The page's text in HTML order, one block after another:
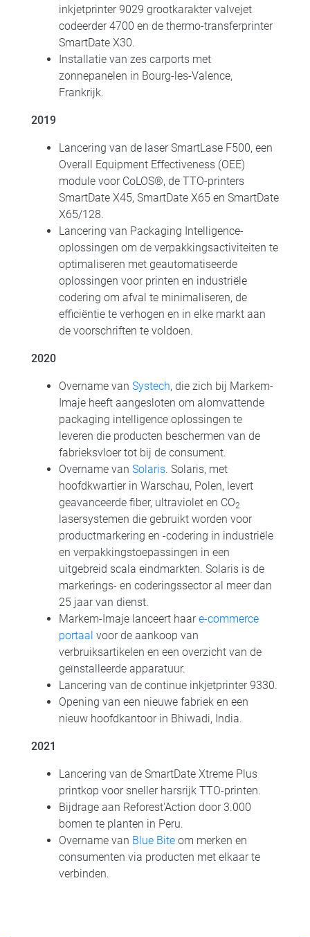
inkjetprinter 9029 grootkarakter valvejet
codeerder 4700 en de thermo-transferprinter
SmartDate X30.
Installatie van zes carports met
zonnepanelen in Bourg-les-Valence,
Frankrijk.
2019
Lancering van de laser SmartLase F500, een
Overall Equipment Effectiveness (OEE)
module voor CoLOS®, de TTO-printers
SmartDate X45, SmartDate X65 en SmartDate
X65/128.
Lancering van Packaging Intelligence-
oplossingen om de verpakkingsactiviteiten te
optimaliseren met geautomatiseerde
oplossingen voor printen en industriële
codering om afval te minimaliseren, de
efficiëntie te verhogen en in elke markt aan
de voorschriften te voldoen.
2020
Overname van Systech, die zich bij Markem-
Imaje heeft aangesloten om alomvattende
packaging intelligence oplossingen te
leveren die producten beschermen van de
fabrieksvloer tot bij de consument.
Overname van Solaris. Solaris, met
hoofdkwartier in Warschau, Polen, levert
geavanceerde fiber, ultraviolet en CO2
lasersystemen die gebruikt worden voor
productmarkering en -codering in industriële
en verpakkingstoepassingen in een
uitgebreid scala eindmarkten. Solaris is de
markerings- en coderingssector al meer dan
25 jaar van dienst.
Markem-Imaje lanceert haare-commerce
portaal voor de aankoop van
verbruiksartikelen en een overzicht van de
geïnstalleerde apparatuur.
Lancering van de continue inkjetprinter 9330.
Opening van een nieuwe fabriek en een
nieuw hoofdkantoor in Bhiwadi, India.
2021
Lancering van de SmartDate Xtreme Plus
printkop voor sneller harsrijk TTO-printen.
Bijdrage aan Reforest'Action door 3.000
bomen te planten in Peru.
Overname van Blue Biteom merken en
consumenten via producten met elkaar te
verbinden.